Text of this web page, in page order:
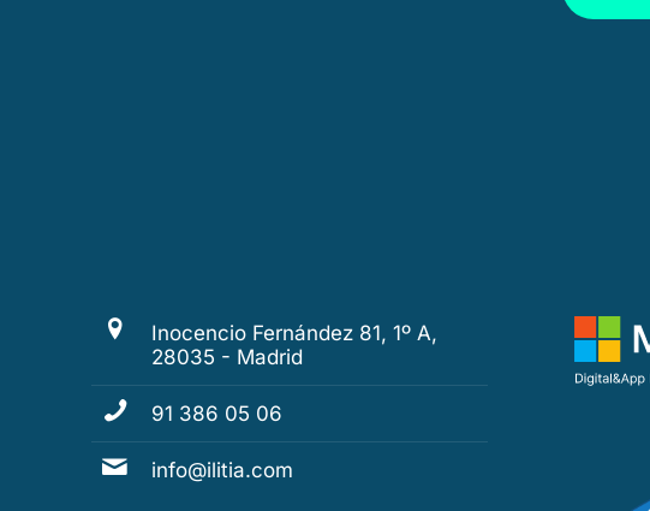
Inocencio Fernández 81, 1º A,
28035 - Madrid
91 386 05 06
info@ilitia.com